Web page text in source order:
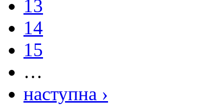
13
14
15
…
наступна ›